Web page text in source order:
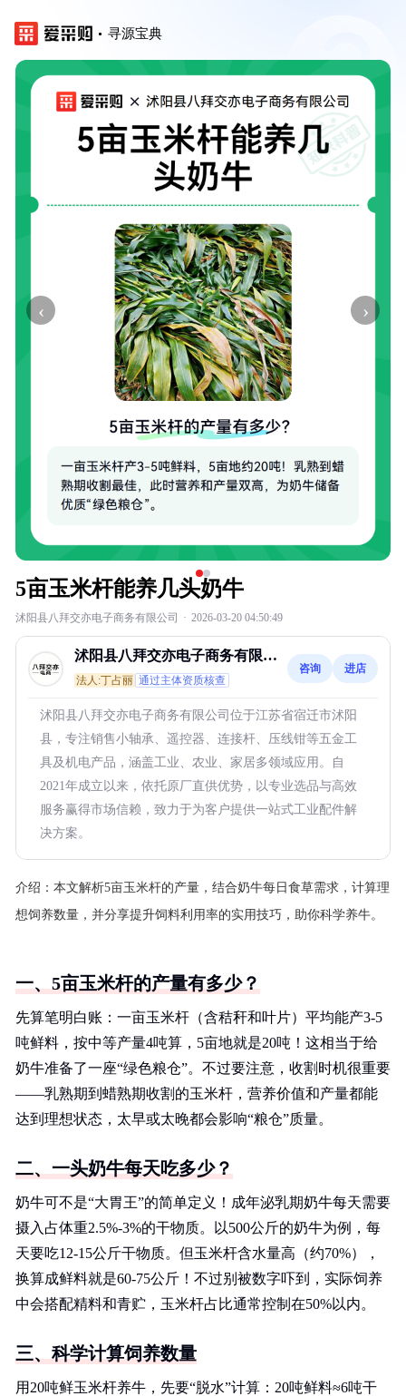
寻源宝典
‹ ›
5亩玉米杆能养几头奶牛
沭阳县八拜交亦电子商务有限公司 · 2026-03-20 04:50:49
沭阳县八拜交亦电子商务有限公
司
法人:丁占丽 通过主体资质核查
咨询 进店
沭阳县八拜交亦电子商务有限公司位于江苏省宿迁市沭阳
县，专注销售小轴承、遥控器、连接杆、压线钳等五金工
具及机电产品，涵盖工业、农业、家居多领域应用。自
2021年成立以来，依托原厂直供优势，以专业选品与高效
服务赢得市场信赖，致力于为客户提供一站式工业配件解
决方案。
介绍： 本文解析5亩玉米杆的产量，结合奶牛每日食草需求，计算理
想饲养数量，并分享提升饲料利用率的实用技巧，助你科学养牛。
一、5亩玉米杆的产量有多少？
先算笔明白账：一亩玉米杆（含秸秆和叶片）平均能产3-5
吨鲜料，按中等产量4吨算，5亩地就是20吨！这相当于给
奶牛准备了一座“绿色粮仓”。不过要注意，收割时机很重要
——乳熟期到蜡熟期收割的玉米杆，营养价值和产量都能
达到理想状态，太早或太晚都会影响“粮仓”质量。
二、一头奶牛每天吃多少？
奶牛可不是“大胃王”的简单定义！成年泌乳期奶牛每天需要
摄入占体重2.5%-3%的干物质。以500公斤的奶牛为例，每
天要吃12-15公斤干物质。但玉米杆含水量高（约70%），
换算成鲜料就是60-75公斤！不过别被数字吓到，实际饲养
中会搭配精料和青贮，玉米杆占比通常控制在50%以内。
三、科学计算饲养数量
用20吨鲜玉米杆养牛，先要“脱水”计算：20吨鲜料≈6吨干